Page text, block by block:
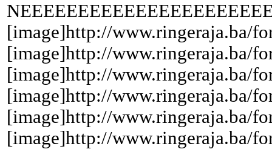
[image]http://www.ringeraja.ba/
[image]http://www.ringeraja.ba/
[image]http://www.ringeraja.ba/
[image]http://www.ringeraja.ba/
[image]http://www.ringeraja.ba/
[image]http://www.ringeraja.ba/